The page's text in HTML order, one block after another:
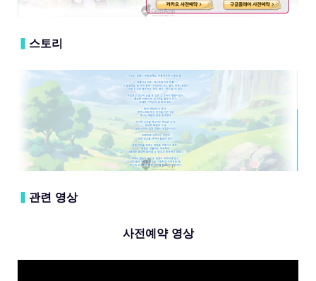
▍ 스토리
▍ 관련 영상
사전예약 영상